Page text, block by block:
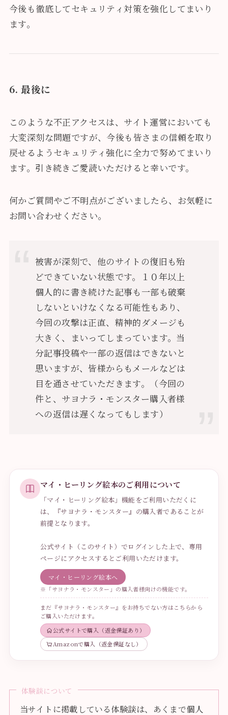
今後も徹底してセキュリティ対策を強化してまいり
ます。
6. 最後に
このような不正アクセスは、サイト運営においても
大変深刻な問題ですが、今後も皆さまの信頼を取り
戻せるようセキュリティ強化に全力で努めてまいり
ます。引き続きご愛読いただけると幸いです。
何かご質問やご不明点がございましたら、お気軽に
お問い合わせください。
被害が深刻で、他のサイトの復旧も殆
どできていない状態です。１０年以上
個人的に書き続けた記事も一部も破棄
しないといけなくなる可能性もあり、
今回の攻撃は正直、精神的ダメージも
大きく、まいってしまっています。当
分記事投稿や一部の返信はできないと
思いますが、皆様からもメールなどは
目を通させていただきます。（今回の
件と、サヨナラ・モンスター購入者様
への返信は遅くなってもします）
マイ・ヒーリング絵本のご利用について
「マイ・ヒーリング絵本」機能をご利用いただくに
は、『サヨナラ・モンスター』の購入者であることが
前提となります。
公式サイト（このサイト）でログインした上で、専用
ページにアクセスするとご利用いただけます。
マイ・ヒーリング絵本へ
※「サヨナラ・モンスター」の購入者様向けの機能です。
まだ『サヨナラ・モンスター』をお持ちでない方はこちらから
ご購入いただけます。
公式サイトで購入（返金保証あり）
Amazonで購入（返金保証なし）
体験談について
当サイトに掲載している体験談は、あくまで個人